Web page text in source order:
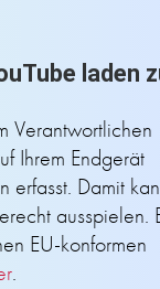
laden
Verantwortlichen
Ihrem Endgerät
Damit
ausspielen.
EU-konformen
.